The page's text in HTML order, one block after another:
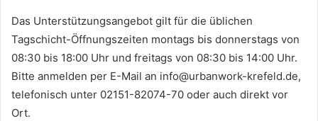
Das Unterstützungsangebot gilt für die üblichen
Tagschicht-Öffnungszeiten montags bis donnerstags von
08:30 bis 18:00 Uhr und freitags von 08:30 bis 14:00 Uhr.
Bitte anmelden per E-Mail an info@urbanwork-krefeld.de,
telefonisch unter 02151-82074-70 oder auch direkt vor
Ort.